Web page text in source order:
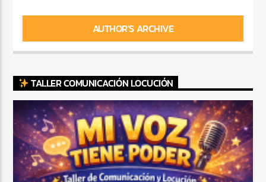
AUTHOR'S ARCHIVE
TALLER COMUNICACIÓN LOCUCIÓN